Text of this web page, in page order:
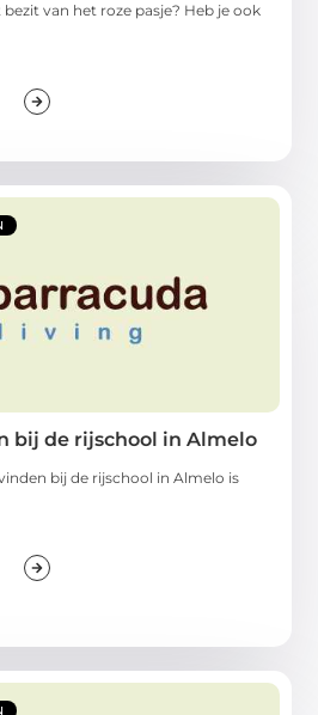
van het roze pasje? Heb je ook
bij de rijschool in Almelo
bij de rijschool in Almelo is